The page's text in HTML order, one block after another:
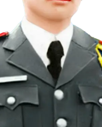
3 Years Ago
Cao nguyên sau ngày đình
3 Years Ago
Quân Lực Việt Nam Cộng
2 Years Ago